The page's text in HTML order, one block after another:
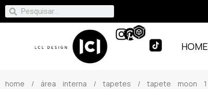
HOME
home / área interna / tapetes / tapete moon 1